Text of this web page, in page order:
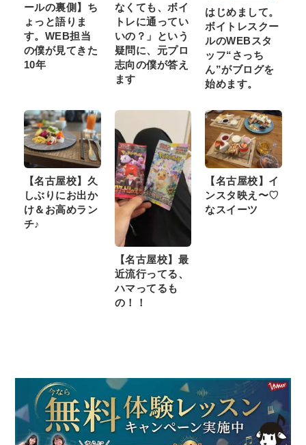
ールの裏側】ち
ょっと語りま
す。WEB担当
の僕が見てきた
10年
なくても、ボイ
トレに通ってい
いの？」という
疑問に、元プロ
志向の僕が答え
ます
はじめまして。
ボイトレスクー
ルのWEBスタ
ッフ“さっち
ん”がブログを
始めます。
【名古屋校】久
しぶりにお出か
け＆お高めラン
チ♪
【名古屋校】最
近流行ってる、
ハマってるも
の！！
【名古屋校】イ
ンスタ映え〜♡
なスイーツ